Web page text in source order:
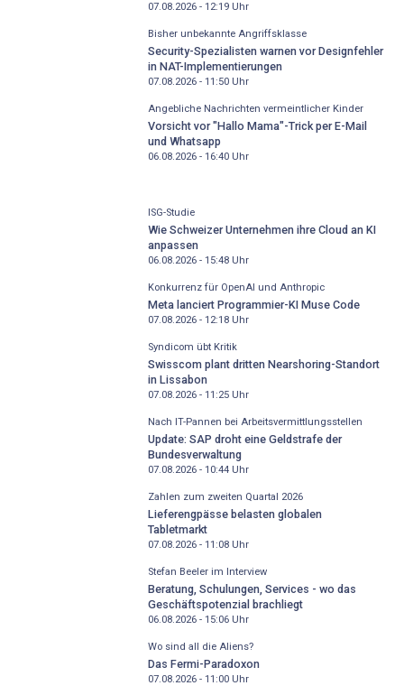
07.08.2026 - 12:19Uhr
Bisher unbekannte Angriffsklasse
Security-Spezialisten warnen vor Designfehler
in NAT-Implementierungen
07.08.2026 - 11:50Uhr
Angebliche Nachrichten vermeintlicher Kinder
Vorsicht vor "Hallo Mama"-Trick per E-Mail
und Whatsapp
06.08.2026 - 16:40Uhr
ISG-Studie
Wie Schweizer Unternehmen ihre Cloud an KI
anpassen
06.08.2026 - 15:48Uhr
Konkurrenz für OpenAI und Anthropic
Meta lanciert Programmier-KI Muse Code
07.08.2026 - 12:18Uhr
Syndicom übt Kritik
Swisscom plant dritten Nearshoring-Standort
in Lissabon
07.08.2026 - 11:25Uhr
Nach IT-Pannen bei Arbeitsvermittlungsstellen
Update: SAP droht eine Geldstrafe der
Bundesverwaltung
07.08.2026 - 10:44Uhr
Zahlen zum zweiten Quartal 2026
Lieferengpässe belasten globalen
Tabletmarkt
07.08.2026 - 11:08Uhr
Stefan Beeler im Interview
Beratung, Schulungen, Services - wo das
Geschäftspotenzial brachliegt
06.08.2026 - 15:06Uhr
Wo sind all die Aliens?
Das Fermi-Paradoxon
07.08.2026 - 11:00Uhr